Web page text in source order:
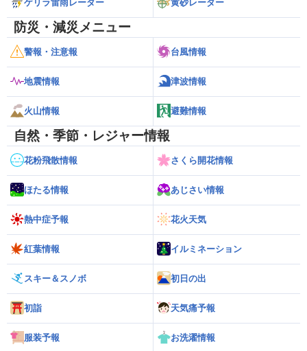
ゲリラ雷雨レーダー 黄砂レーダー
防災・減災メニュー
警報・注意報 台風情報
地震情報 津波情報
火山情報 避難情報
自然・季節・レジャー情報
花粉飛散情報 さくら開花情報
ほたる情報 あじさい情報
熱中症予報 花火天気
紅葉情報 イルミネーション
スキー＆スノボ 初日の出
初詣 天気痛予報
服装予報 お洗濯情報